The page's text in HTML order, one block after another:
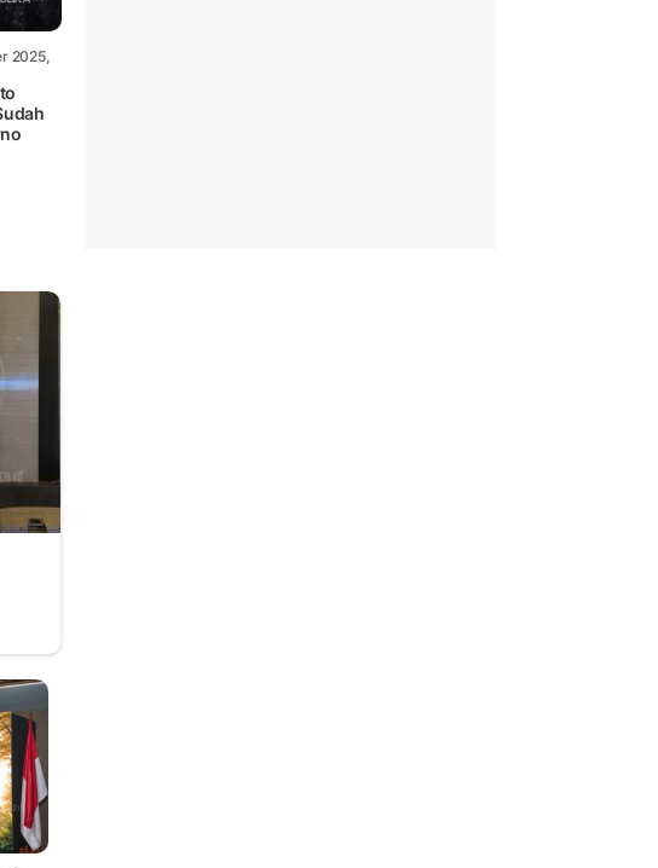
2025,